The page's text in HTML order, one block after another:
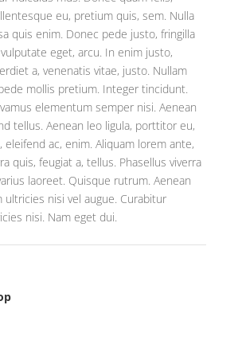
eu, pretium quis, sem. Nulla
quis enim. Donec pede justo, fringilla
eget, arcu. In enim justo,
a, venenatis vitae, justo. Nullam
mollis pretium. Integer tincidunt.
elementum semper nisi. Aenean
tellus. Aenean leo ligula, porttitor eu,
eleifend ac, enim. Aliquam lorem ante,
quis, feugiat a, tellus. Phasellus viverra
laoreet. Quisque rutrum. Aenean
ultricies nisi vel augue. Curabitur
nisi. Nam eget dui.